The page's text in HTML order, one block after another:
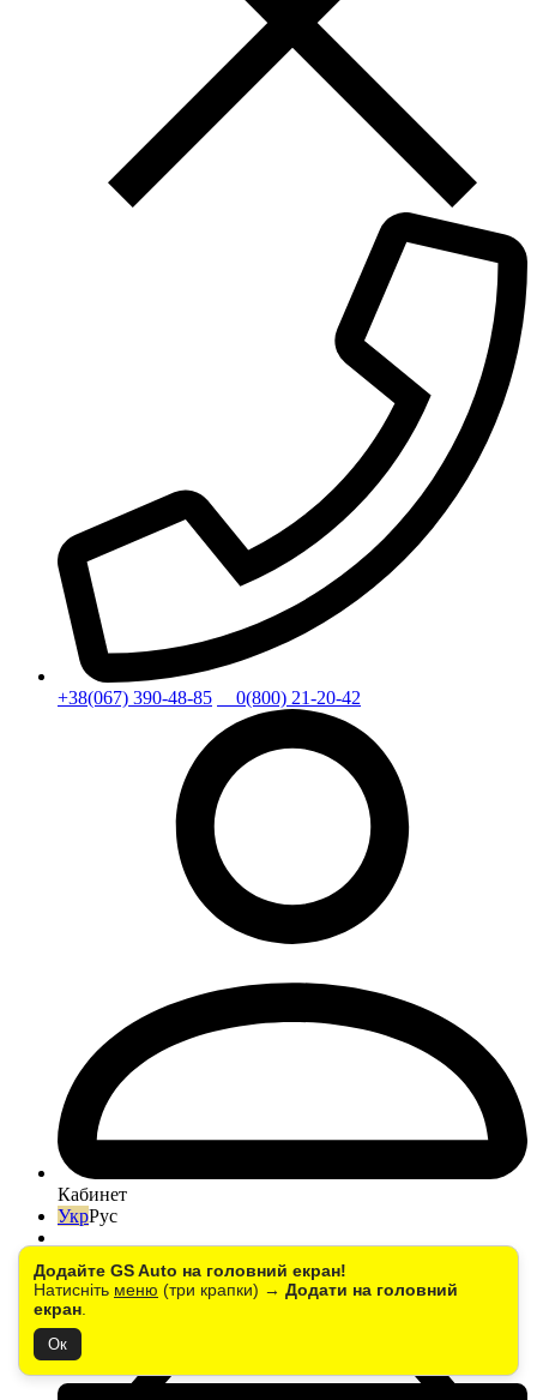
Додайте GS Auto на головний екран!
Натисніть меню (три крапки) → Додати на головний
екран
Ок
+38(067) 390-48-85 0(800) 21-20-42
Кабинет
УкрРус